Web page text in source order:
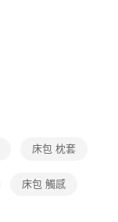
床包 枕套
床包 觸感